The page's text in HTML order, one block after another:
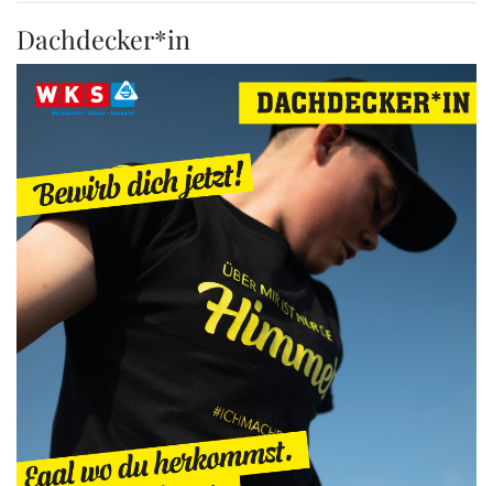
Dachdecker*in